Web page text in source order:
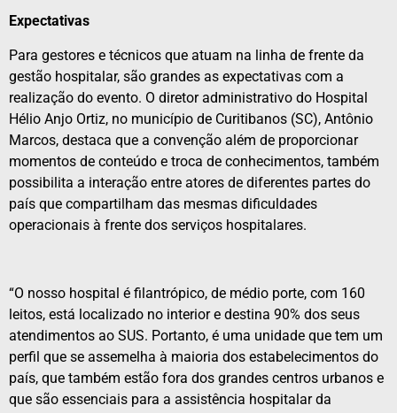
Expectativas
Para gestores e técnicos que atuam na linha de frente da
gestão hospitalar, são grandes as expectativas com a
realização do evento. O diretor administrativo do Hospital
Hélio Anjo Ortiz, no município de Curitibanos (SC), Antônio
Marcos, destaca que a convenção além de proporcionar
momentos de conteúdo e troca de conhecimentos, também
possibilita a interação entre atores de diferentes partes do
país que compartilham das mesmas dificuldades
operacionais à frente dos serviços hospitalares.
“O nosso hospital é filantrópico, de médio porte, com 160
leitos, está localizado no interior e destina 90% dos seus
atendimentos ao SUS. Portanto, é uma unidade que tem um
perfil que se assemelha à maioria dos estabelecimentos do
país, que também estão fora dos grandes centros urbanos e
que são essenciais para a assistência hospitalar da